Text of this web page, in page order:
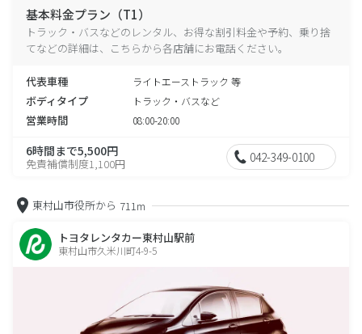
基本料金プラン（T1）
トラック・バスなどのレンタル、お得な割引料金や予約、乗り捨
てなどの詳細は、こちらから各店舗にお電話ください。
代表車種 ライトエーストラック 等
ボディタイプ トラック・バスなど
営業時間 08:00-20:00
6時間まで5,500円
免責補償制度1,100円 042-349-0100
東村山市役所から 711m
トヨタレンタカー東村山駅前
東村山市久米川町4-9-5